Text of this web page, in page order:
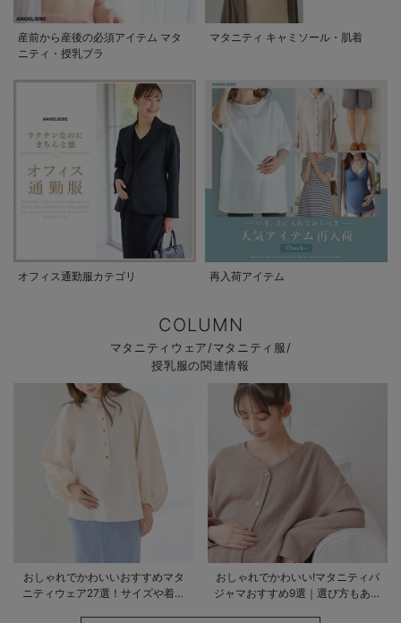
産前から産後の必須アイテム マタ
ニティ・授乳ブラ
マタニティ キャミソール・肌着
オフィス通勤服カテゴリ 再入荷アイテム
COLUMN
マタニティウェア/マタニティ服/
授乳服の関連情報
おしゃれでかわいいおすすめマタ
ニティウェア27選！サイズや着る
おしゃれでかわいい!マタニティパ
ジャマおすすめ9選｜選び方もあわ